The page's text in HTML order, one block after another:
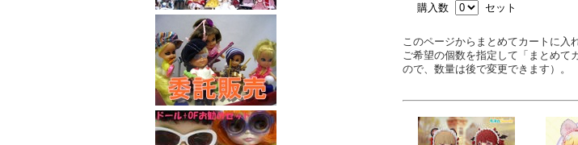
購入数 セット
このページからまとめてカートに入
ご希望の個数を指定して「まとめ
ので、数量は後で変更できます）。